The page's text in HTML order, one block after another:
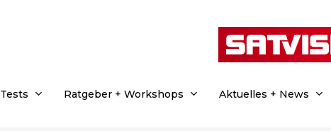
Tests Ratgeber + Workshops Aktuelles + News